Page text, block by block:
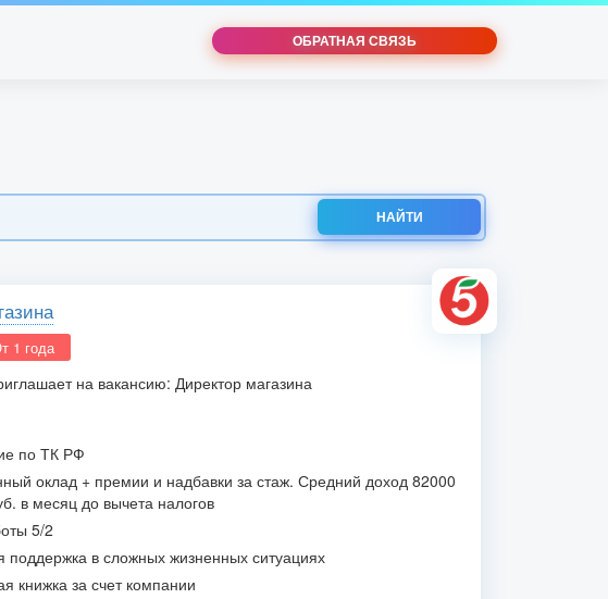
ОБРАТНАЯ СВЯЗЬ
НАЙТИ
1 года
на вакансию: Директор магазина
по ТК РФ
оклад + премии и надбавки за стаж. Средний доход 82000
в месяц до вычета налогов
5/2
поддержка в сложных жизненных ситуациях
книжка за счет компании